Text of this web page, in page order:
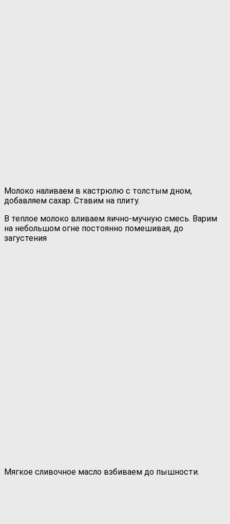
Молоко наливаем в кастрюлю с толстым дном,
добавляем сахар. Ставим на плиту.
В теплое молоко вливаем яично-мучную смесь. Варим
на небольшом огне постоянно помешивая, до
загустения
Мягкое сливочное масло взбиваем до пышности.